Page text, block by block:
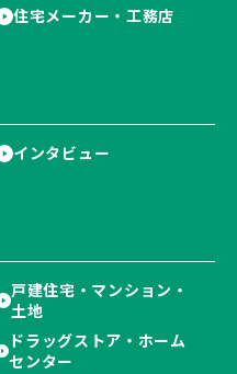
住宅メーカー・工務店
インタビュー
戸建住宅・マンション・
土地
ドラッグストア・ホーム
センター